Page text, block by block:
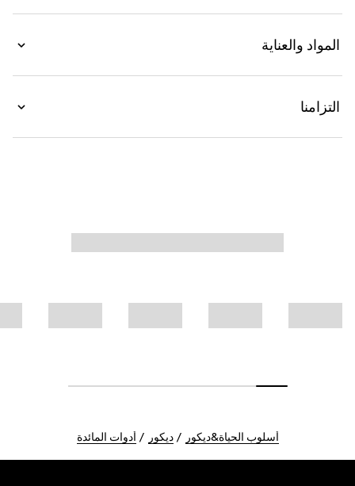
المواد والعناية
التزامنا
أسلوب الحياة&ديكور ديكور أدوات المائدة